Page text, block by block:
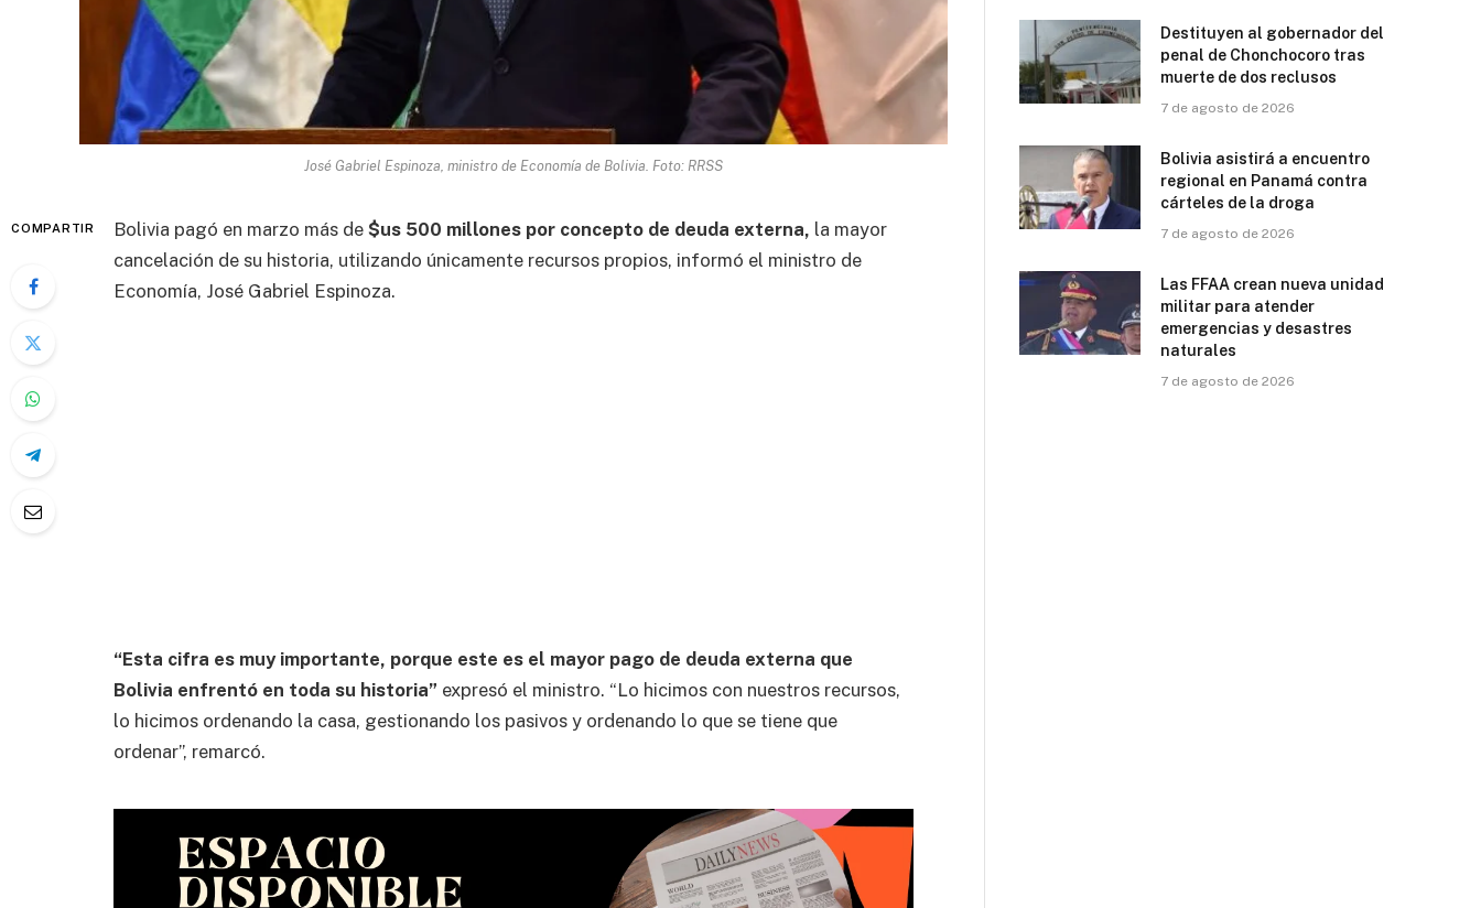
José Gabriel Espinoza, ministro de Economía de Bolivia. Foto: RRSS
COMPARTIR Bolivia pagó en marzo más de $us 500 millones por concepto de deuda externa, la mayor
cancelación de su historia, utilizando únicamente recursos propios, informó el ministro de
Economía, José Gabriel Espinoza.
“Esta cifra es muy importante, porque este es el mayor pago de deuda externa que
Bolivia enfrentó en toda su historia” expresó el ministro. “Lo hicimos con nuestros recursos,
lo hicimos ordenando la casa, gestionando los pasivos y ordenando lo que se tiene que
ordenar”, remarcó.
Destituyen al gobernador del
penal de Chonchocoro tras
muerte de dos reclusos
7 de agosto de 2026
Bolivia asistirá a encuentro
regional en Panamá contra
cárteles de la droga
7 de agosto de 2026
Las FFAA crean nueva unidad
militar para atender
emergencias y desastres
naturales
7 de agosto de 2026